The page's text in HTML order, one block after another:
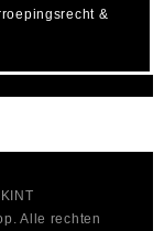
&
Alle rechten